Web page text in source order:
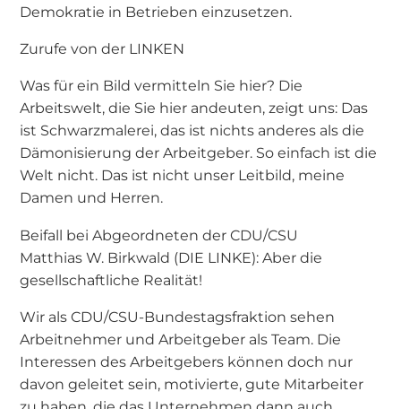
Demokratie in Betrieben einzusetzen.
Zurufe von der LINKEN
Was für ein Bild vermitteln Sie hier? Die
Arbeitswelt, die Sie hier andeuten, zeigt uns: Das
ist Schwarzmalerei, das ist nichts anderes als die
Dämonisierung der Arbeitgeber. So einfach ist die
Welt nicht. Das ist nicht unser Leitbild, meine
Damen und Herren.
Beifall bei Abgeordneten der CDU/CSU
Matthias W. Birkwald (DIE LINKE): Aber die
gesellschaftliche Realität!
Wir als CDU/CSU-Bundestagsfraktion sehen
Arbeitnehmer und Arbeitgeber als Team. Die
Interessen des Arbeitgebers können doch nur
davon geleitet sein, motivierte, gute Mitarbeiter